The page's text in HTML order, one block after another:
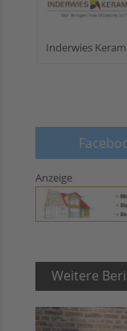
Inderwies
Anzeige
Weitere